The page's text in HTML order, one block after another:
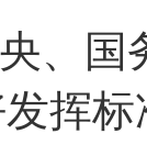
、
挥